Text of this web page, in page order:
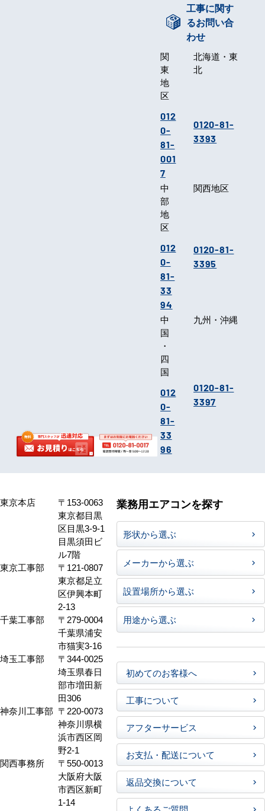
工事に関す
るお問い合
わせ
関
東
地
区
012
0-
81-
001
7
北海道・東
北
0120-81-
3393
中
部
地
区
012
0-
81-
33
94
関西地区
0120-81-
3395
中
国
・
四
国
012
0-
81-
33
96
九州・沖縄
0120-81-
3397
東京本店
〒153-0063
東京都目黒
区目黒3-9-1
目黒須田ビ
ル7階
東京工事部
〒121-0807
東京都足立
区伊興本町
2-13
千葉工事部
〒279-0004
千葉県浦安
市猫実3-16
埼玉工事部
〒344-0025
埼玉県春日
部市増田新
田306
神奈川工事部 〒220-0073
神奈川県横
浜市西区岡
野2-1
関西事務所
〒550-0013
大阪府大阪
市西区新町
1-14
業務用エアコンを探す
形状から選ぶ
メーカーから選ぶ
設置場所から選ぶ
用途から選ぶ
初めてのお客様へ
工事について
アフターサービス
お支払・配送について
返品交換について